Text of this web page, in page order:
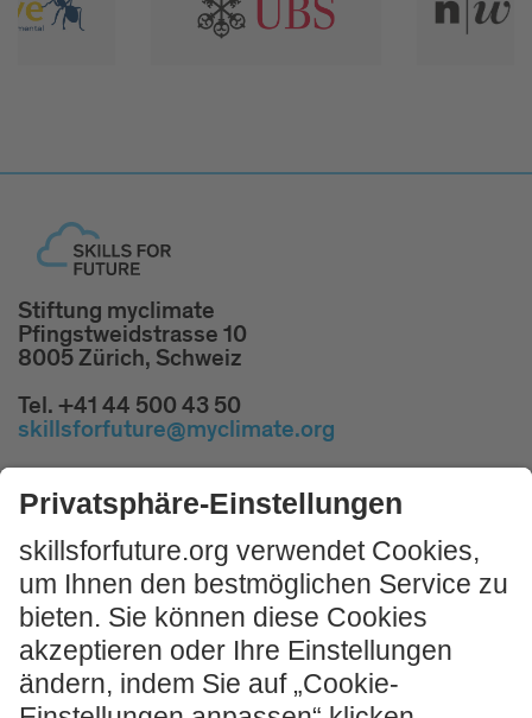
Stiftung myclimate
Pfingstweidstrasse 10
8005 Zürich, Schweiz
Tel. +41 44 500 43 50
skillsforfuture@myclimate.org
Impulsworkshop buchen!
JETZT MITMACHEN